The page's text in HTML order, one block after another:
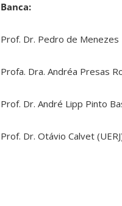
Banca:
Prof. Dr. Pedro de
Profa. Dra. Andréa Presas
Prof. Dr. André Lipp Pinto
Prof. Dr. Otávio Calvet